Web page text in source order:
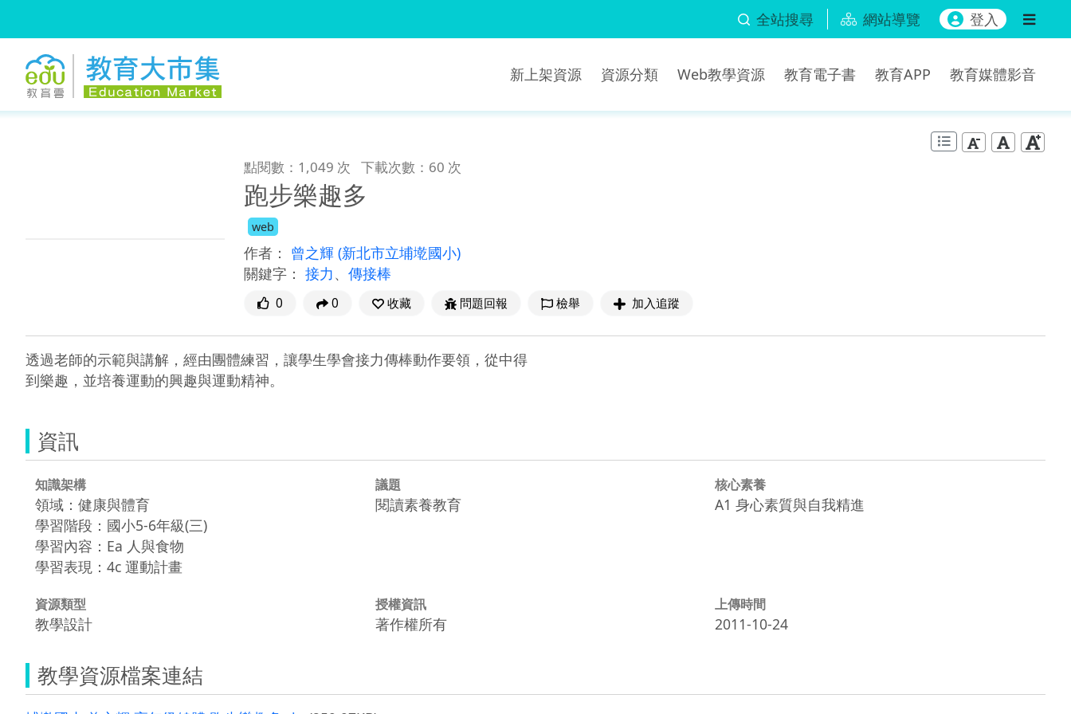
全站搜尋 網站導覽 登入
新上架資源 資源分類 Web教學資源 教育電子書 教育APP 教育媒體影音
點閱數：1,049 次 下載次數：60 次
跑步樂趣多
web
作者： 曾之輝 (新北市立埔墘國小)
關鍵字： 接力、 傳接棒
0 0 收藏 問題回報 檢舉 加入追蹤
透過老師的示範與講解，經由團體練習，讓學生學會接力傳棒動作要領，從中得
資訊
知識架構
領域：健康與體育
學習階段：國小5-6年級(三)
學習內容：Ea 人與食物
學習表現：4c 運動計畫
議題
閱讀素養教育
核心素養
A1 身心素質與自我精進
資源類型
教學設計
授權資訊
著作權所有
上傳時間
2011-10-24
教學資源檔案連結